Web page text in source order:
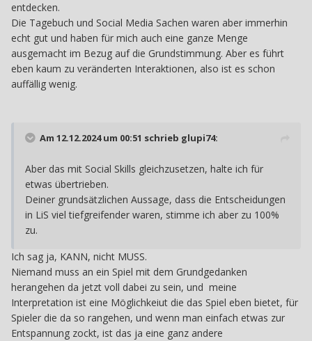
entdecken.
Die Tagebuch und Social Media Sachen waren aber immerhin
echt gut und haben für mich auch eine ganze Menge
ausgemacht im Bezug auf die Grundstimmung. Aber es führt
eben kaum zu veränderten Interaktionen, also ist es schon
auffällig wenig.
Am 12.12.2024 um 00:51 schrieb glupi74:
Aber das mit Social Skills gleichzusetzen, halte ich für
etwas übertrieben.
Deiner grundsätzlichen Aussage, dass die Entscheidungen
in LiS viel tiefgreifender waren, stimme ich aber zu 100%
zu.
Ich sag ja, KANN, nicht MUSS.
Niemand muss an ein Spiel mit dem Grundgedanken
herangehen da jetzt voll dabei zu sein, und meine
Interpretation ist eine Möglichkeiut die das Spiel eben bietet, für
Spieler die da so rangehen, und wenn man einfach etwas zur
Entspannung zockt, ist das ja eine ganz andere